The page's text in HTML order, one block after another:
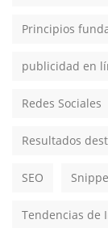
Principios
publicidad en
Redes Sociales
Resultados
SEO
Tendencias de